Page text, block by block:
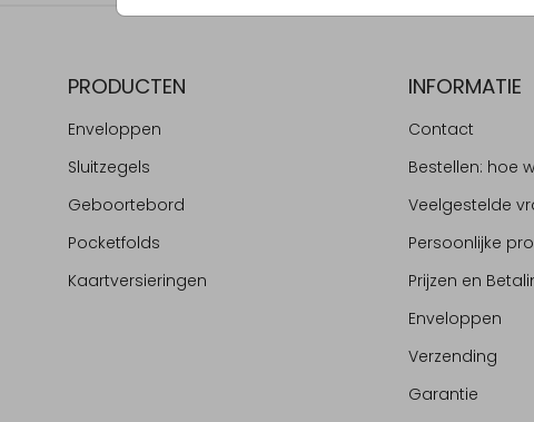
PRODUCTEN
Enveloppen
Sluitzegels
Geboortebord
Pocketfolds
Kaartversieringen
INFORMATIE
Contact
Bestellen: hoe
Veelgestelde
Persoonlijke
Prijzen en
Enveloppen
Verzending
Garantie